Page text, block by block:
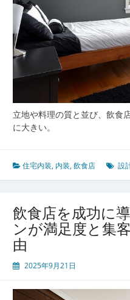
立地や料理の質と並び、飲食
に大きい。
住宅内装, 内装,飲食店 設
飲食店を成功に
ンが満足度と集
由
2025年9月21日